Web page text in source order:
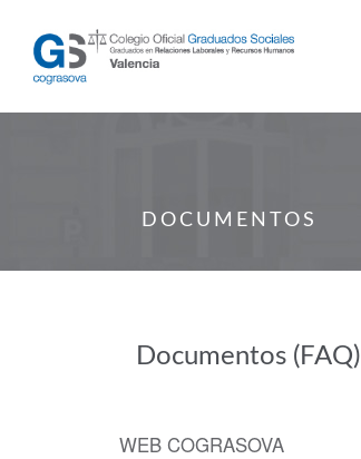
DOCUMENTOS
Documentos (FAQ)
WEB COGRASOVA